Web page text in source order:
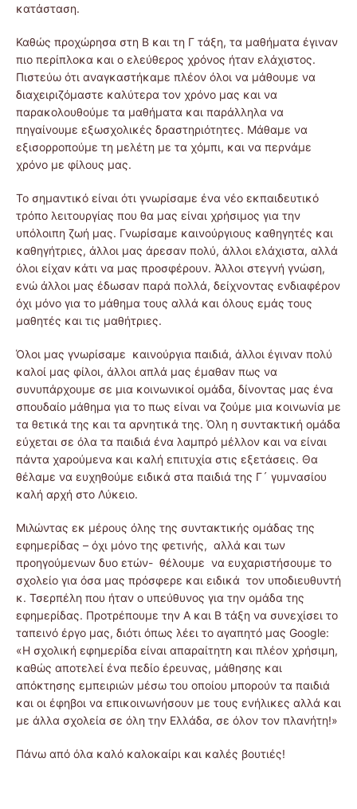
κατάσταση.
Καθώς προχώρησα στη Β και τη Γ τάξη, τα μαθήματα έγιναν
πιο περίπλοκα και ο ελεύθερος χρόνος ήταν ελάχιστος.
Πιστεύω ότι αναγκαστήκαμε πλέον όλοι να μάθουμε να
διαχειριζόμαστε καλύτερα τον χρόνο μας και να
παρακολουθούμε τα μαθήματα και παράλληλα να
πηγαίνουμε εξωσχολικές δραστηριότητες. Μάθαμε να
εξισορροπούμε τη μελέτη με τα χόμπι, και να περνάμε
χρόνο με φίλους μας.
Το σημαντικό είναι ότι γνωρίσαμε ένα νέο εκπαιδευτικό
τρόπο λειτουργίας που θα μας είναι χρήσιμος για την
υπόλοιπη ζωή μας. Γνωρίσαμε καινούργιους καθηγητές και
καθηγήτριες, άλλοι μας άρεσαν πολύ, άλλοι ελάχιστα, αλλά
όλοι είχαν κάτι να μας προσφέρουν. Άλλοι στεγνή γνώση,
ενώ άλλοι μας έδωσαν παρά πολλά, δείχνοντας ενδιαφέρον
όχι μόνο για το μάθημα τους αλλά και όλους εμάς τους
μαθητές και τις μαθήτριες.
Όλοι μας γνωρίσαμε καινούργια παιδιά, άλλοι έγιναν πολύ
καλοί μας φίλοι, άλλοι απλά μας έμαθαν πως να
συνυπάρχουμε σε μια κοινωνικοί ομάδα, δίνοντας μας ένα
σπουδαίο μάθημα για το πως είναι να ζούμε μια κοινωνία με
τα θετικά της και τα αρνητικά της. Όλη η συντακτική ομάδα
εύχεται σε όλα τα παιδιά ένα λαμπρό μέλλον και να είναι
πάντα χαρούμενα και καλή επιτυχία στις εξετάσεις. Θα
θέλαμε να ευχηθούμε ειδικά στα παιδιά της Γ´ γυμνασίου
καλή αρχή στο Λύκειο.
Μιλώντας εκ μέρους όλης της συντακτικής ομάδας της
εφημερίδας – όχι μόνο της φετινής, αλλά και των
προηγούμενων δυο ετών- θέλουμε να ευχαριστήσουμε το
σχολείο για όσα μας πρόσφερε και ειδικά τον υποδιευθυντή
κ. Τσερπέλη που ήταν ο υπεύθυνος για την ομάδα της
εφημερίδας. Προτρέπουμε την Α και Β τάξη να συνεχίσει το
ταπεινό έργο μας, διότι όπως λέει το αγαπητό μας Google:
«Η σχολική εφημερίδα είναι απαραίτητη και πλέον χρήσιμη,
καθώς αποτελεί ένα πεδίο έρευνας, μάθησης και
απόκτησης εμπειριών μέσω του οποίου μπορούν τα παιδιά
και οι έφηβοι να επικοινωνήσουν με τους ενήλικες αλλά και
με άλλα σχολεία σε όλη την Ελλάδα, σε όλον τον πλανήτη!»
Πάνω από όλα καλό καλοκαίρι και καλές βουτιές!